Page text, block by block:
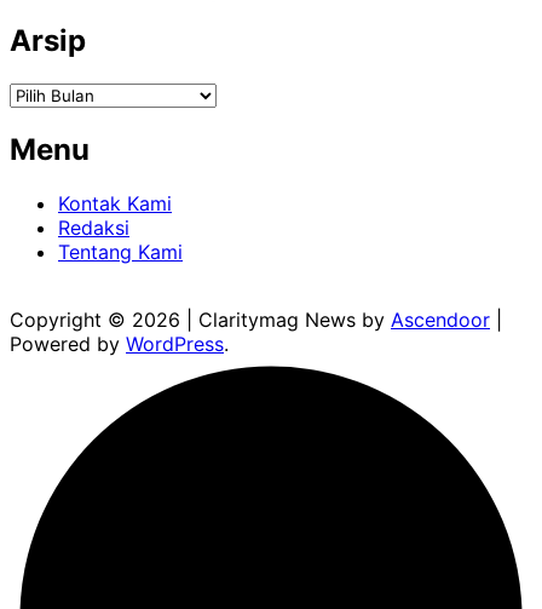
Arsip
Arsip
Menu
Kontak Kami
Redaksi
Tentang Kami
Copyright © 2026 | Claritymag News by Ascendoor
Powered by WordPress.